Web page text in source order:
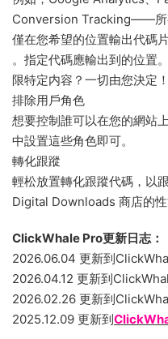
Conversion Tracking——所
僅在您希望的位置輸出代碼
。指定代碼應輸出到的位置
限特定内容？一切由您決定！
排除用戶角色
想要控制誰可以在您的網站
中設置這些角色即可。
轉化跟蹤
輕松放置轉化跟蹤代碼，以
Digital Downloads 商店的性
ClickWhale Pro更新日志：
2026.06.04 更新到
2026.04.12 更新到
2026.02.26 更新到
2025.12.09 更新到